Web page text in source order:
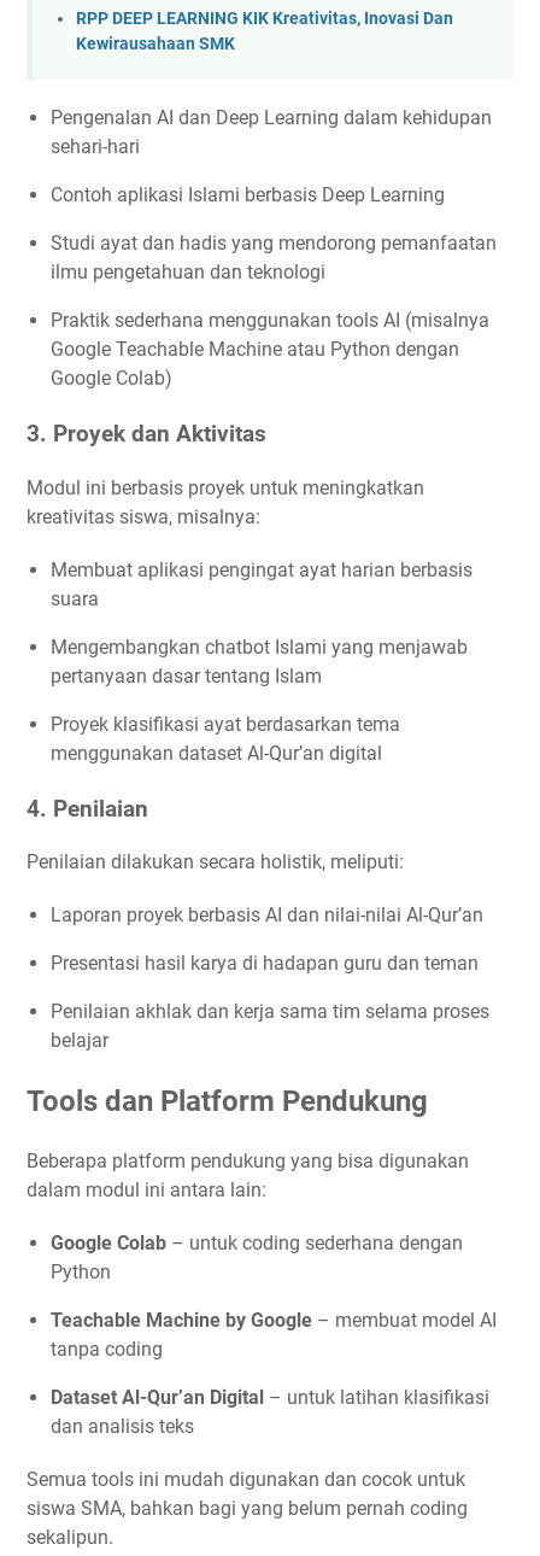
RPP DEEP LEARNING KIK Kreativitas, Inovasi Dan
Kewirausahaan SMK
Pengenalan AI dan Deep Learning dalam kehidupan
sehari-hari
Contoh aplikasi Islami berbasis Deep Learning
Studi ayat dan hadis yang mendorong pemanfaatan
ilmu pengetahuan dan teknologi
Praktik sederhana menggunakan tools AI (misalnya
Google Teachable Machine atau Python dengan
Google Colab)
3. Proyek dan Aktivitas
Modul ini berbasis proyek untuk meningkatkan
kreativitas siswa, misalnya:
Membuat aplikasi pengingat ayat harian berbasis
suara
Mengembangkan chatbot Islami yang menjawab
pertanyaan dasar tentang Islam
Proyek klasifikasi ayat berdasarkan tema
menggunakan dataset Al-Qur’an digital
4. Penilaian
Penilaian dilakukan secara holistik, meliputi:
Laporan proyek berbasis AI dan nilai-nilai Al-Qur’an
Presentasi hasil karya di hadapan guru dan teman
Penilaian akhlak dan kerja sama tim selama proses
belajar
Tools dan Platform Pendukung
Beberapa platform pendukung yang bisa digunakan
dalam modul ini antara lain:
Google Colab – untuk coding sederhana dengan
Python
Teachable Machine by Google – membuat model AI
tanpa coding
Dataset Al-Qur’an Digital – untuk latihan klasifikasi
dan analisis teks
Semua tools ini mudah digunakan dan cocok untuk
siswa SMA, bahkan bagi yang belum pernah coding
sekalipun.